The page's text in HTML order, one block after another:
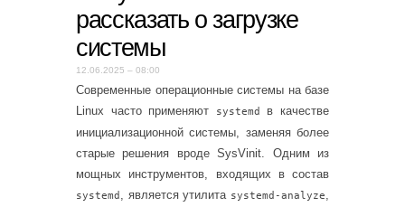
рассказать о загрузке
системы
12.06.2025 – 08:00
Современные операционные системы на базе
Linux часто применяют
systemd
в качестве
инициализационной системы, заменяя более
старые решения вроде SysVinit. Одним из
мощных инструментов, входящих в состав
systemd , является утилита systemd-analyze,